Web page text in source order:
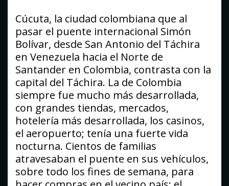
Cúcuta, la ciudad colombiana que al
pasar el puente internacional Simón
Bolívar, desde San Antonio del Táchira
en Venezuela hacia el Norte de
Santander en Colombia, contrasta con la
capital del Táchira. La de Colombia
siempre fue mucho más desarrollada,
con grandes tiendas, mercados,
hotelería más desarrollada, los casinos,
el aeropuerto; tenía una fuerte vida
nocturna. Cientos de familias
atravesaban el puente en sus vehículos,
sobre todo los fines de semana, para